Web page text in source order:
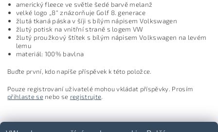
americký fleece ve světle šedé barvě melanž
velké logo „8“ znázorňuje Golf 8. generace
žlutá tkaná páska v šíji s bílým nápisem Volkswagen
žlutý potisk na vnitřní straně s logem VW
žlutý proužkový štítek s bílým nápisem Volkswagen na levém
lemu
materiál: 100% bavlna
Buďte první, kdo napíše příspěvek k této položce.
Pouze registrovaní uživatelé mohou vkládat příspěvky. Prosím
přihlaste senebo se registrujte.